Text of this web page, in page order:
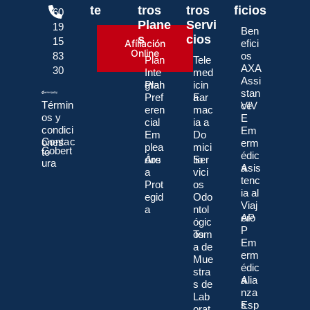
60
19
15
83
30
Términ
os y
condici
ones
Contac
to
Cobert
ura
te
Afíliación
Online
tros
Plane
s
Plan
Inte
gral
Plan
Pref
eren
cial
Em
plea
dos
Áre
a
Prot
egid
a
tros
Servi
cios
Tele
med
icin
a
Far
mac
ia a
Do
mici
lio
Ser
vici
os
Odo
ntol
ógic
os
Tom
a de
Mue
stra
s de
Lab
ficios
Ben
efici
os
AXA
Assi
stan
ce
VIV
E
Em
erm
édic
a
Asis
tenc
ia al
Viaj
ero
AP
P
Em
erm
édic
a
Alia
nza
s
Esp